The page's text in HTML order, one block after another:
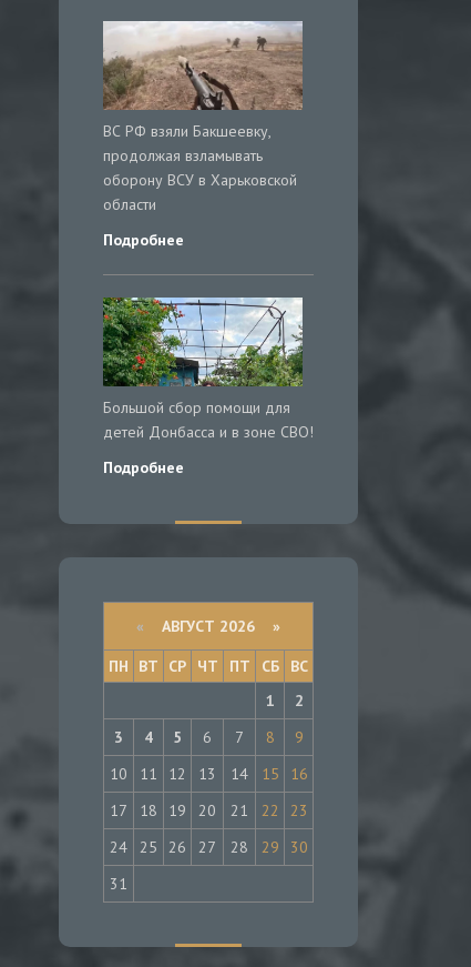
ВС РФ взяли Бакшеевку,
продолжая взламывать
оборону ВСУ в Харьковской
области
Подробнее
Большой сбор помощи для
детей Донбасса и в зоне СВО!
Подробнее
« АВГУСТ 2026 »
ПН
ВТ СР ЧТ ПТ СБ
ВС
1
2
3
4 5 6 7 8
9
10
11 12 13 14 15
16
17
18 19 20 21 22
23
24
25 26 27 28 29
30
31